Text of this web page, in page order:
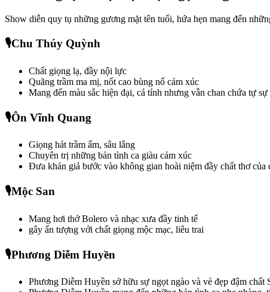
Show diễn quy tụ những gương mặt tên tuổi, hứa hẹn mang đến
🎙️Chu Thúy Quỳnh
Chất giọng lạ, đầy nội lực
Quãng trầm ma mị, nốt cao bùng nổ cảm xúc
Mang đến màu sắc hiện đại, cá tính nhưng vẫn chan chứa tự
🎙️Ôn Vĩnh Quang
Giọng hát trầm ấm, sâu lắng
Chuyên trị những bản tình ca giàu cảm xúc
Đưa khán giả bước vào không gian hoài niệm đầy chất thơ của
🎙️Mộc San
Mang hơi thở Bolero và nhạc xưa đầy tinh tế
gây ấn tượng với chất giọng mộc mạc, liêu trai
🎙️Phương Diễm Huyền
Phương Diễm Huyền sở hữu sự ngọt ngào và vẻ đẹp đậm chất